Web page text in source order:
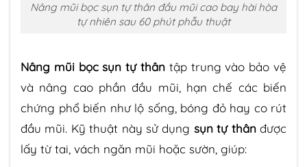
Nâng mũi bọc sụn tự thân đầu mũi cao bay hài hòa
tự nhiên sau 60 phút phẫu thuật
Nâng mũi bọc sụn tự thân tập trung vào bảo vệ
và nâng cao phần đầu mũi, hạn chế các biến
chứng phổ biến như lộ sống, bóng đỏ hay co rút
đầu mũi. Kỹ thuật này sử dụng sụn tự thânđược
lấy từ tai, vách ngăn mũi hoặc sườn, giúp: